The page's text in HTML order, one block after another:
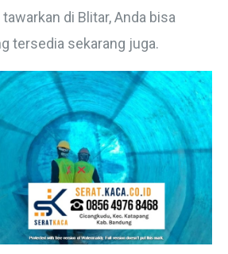
di Blitar, Anda bisa
tersedia sekarang juga.